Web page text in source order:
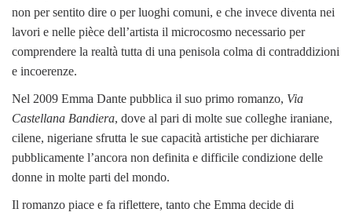
non per sentito dire o per luoghi comuni, e che invece diventa nei
lavori e nelle pièce dell’artista il microcosmo necessario per
comprendere la realtà tutta di una penisola colma di contraddizioni
e incoerenze.
Nel 2009 Emma Dante pubblica il suo primo romanzo, Via
Castellana Bandiera, dove al pari di molte sue colleghe iraniane,
cilene, nigeriane sfrutta le sue capacità artistiche per dichiarare
pubblicamente l’ancora non definita e difficile condizione delle
donne in molte parti del mondo.
Il romanzo piace e fa riflettere, tanto che Emma decide di